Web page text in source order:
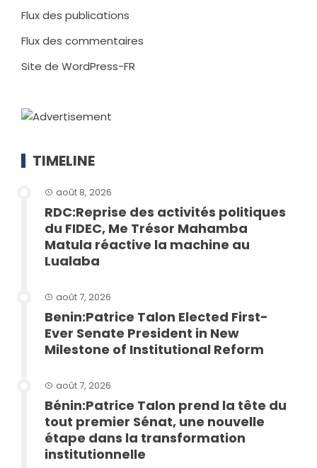
Flux des publications
Flux des commentaires
Site de WordPress-FR
TIMELINE
août 8, 2026
RDC:Reprise des activités politiques
du FIDEC, Me Trésor Mahamba
Matula réactive la machine au
Lualaba
août 7, 2026
Benin:Patrice Talon Elected First-
Ever Senate President in New
Milestone of Institutional Reform
août 7, 2026
Bénin:Patrice Talon prend la tête du
tout premier Sénat, une nouvelle
étape dans la transformation
institutionnelle